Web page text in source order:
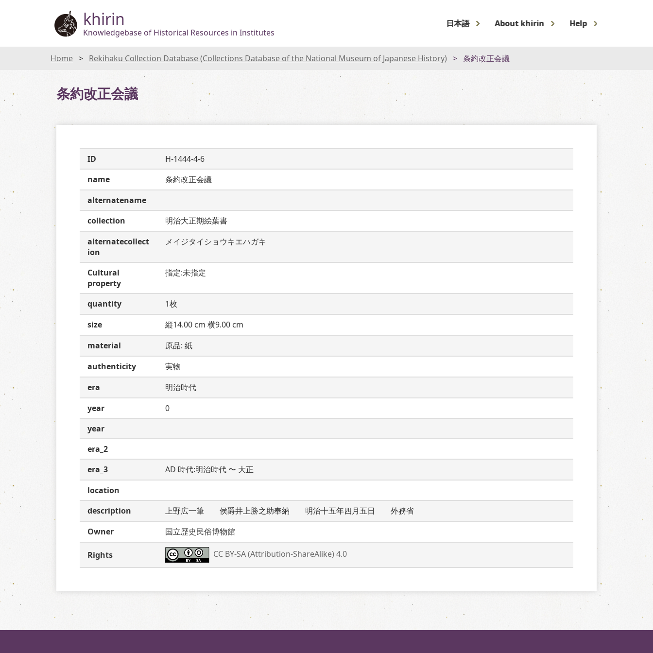
khirin
Knowledgebase of Historical Resources in Institutes
日本語 About khirin Help
Home Rekihaku Collection Database (Collections Database of the National Museum of Japanese History) 条約改正会議
条約改正会議
ID
H-1444-4-6
name
条約改正会議
alternatename
collection
明治大正期絵葉書
alternatecollect
ion
メイジタイショウキエハガキ
Cultural
property
指定:未指定
quantity
1枚
size
縦14.00 cm 横9.00 cm
material
原品: 紙
authenticity
実物
era
明治時代
year
0
year
era_2
era_3
AD 時代:明治時代 〜 大正
location
description
上野広一筆　　侯爵井上勝之助奉納　　明治十五年四月五日　　外務省
Owner
国立歴史民俗博物館
Rights CC BY-SA (Attribution-ShareAlike) 4.0